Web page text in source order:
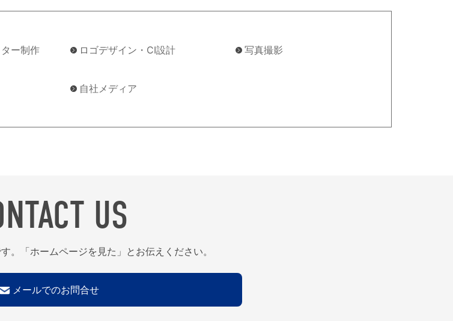
ー制作 ロゴデザイン・CI設計 写真撮影
自社メディア
US
。「ホームページを見た」とお伝えください。
メールでのお問合せ